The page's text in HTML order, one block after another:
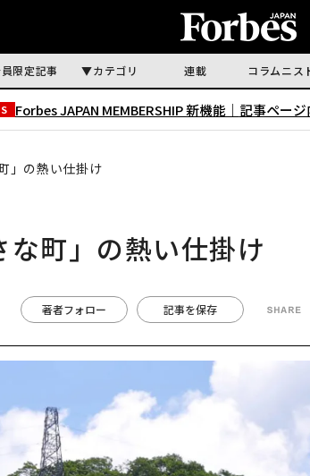
限定記事 カテゴリ 連載 コラムニス
Forbes JAPAN MEMBERSHIP 新機能｜ 記事ペー
」の熱い仕掛け
町」の熱い仕掛け
著者フォロー 記事を保存